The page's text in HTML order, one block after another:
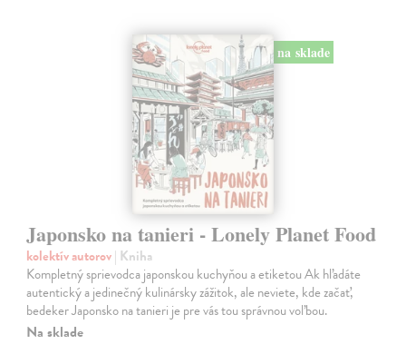
na sklade
Japonsko na tanieri - Lonely Planet Food
kolektív autorov| Kniha
Kompletný sprievodca japonskou kuchyňou a etiketou Ak hľadáte
autentický a jedinečný kulinársky zážitok, ale neviete, kde začať,
bedeker Japonsko na tanieri je pre vás tou správnou voľbou.
Na sklade